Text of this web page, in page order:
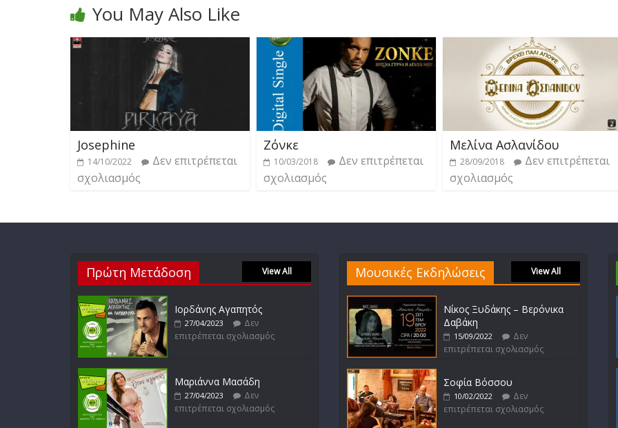
You May Also Like
Josephine
14/10/2022
Δεν επιτρέπεται
σχολιασμός
Ζόνκε
10/03/2018
Δεν επιτρέπεται
σχολιασμός
Μελίνα Ασλανίδου
28/09/2018
Δεν επιτρέπεται
σχολιασμός
Πρώτη Μετάδοση View All
Ιορδάνης Αγαπητός
27/04/2023
Δεν
επιτρέπεται σχολιασμός
Μαριάννα Μασάδη
27/04/2023
Δεν
επιτρέπεται σχολιασμός
Μουσικές Εκδηλώσεις View All
Νίκος Ξυδάκης – Βερόνικα
Δαβάκη
15/09/2022
Δεν
επιτρέπεται σχολιασμός
Σοφία Βόσσου
10/02/2022
Δεν
επιτρέπεται σχολιασμός